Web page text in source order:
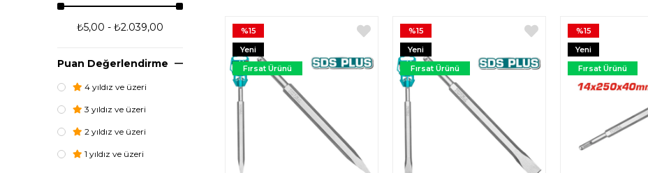
₺5,00 - ₺2.039,00
Puan Değerlendirme
4 yıldız ve üzeri
3 yıldız ve üzeri
2 yıldız ve üzeri
1 yıldız ve üzeri
%15
Yeni
Ürün
Fırsat Ürünü
%15
Yeni
Ürün
Fırsat Ürünü
%15
Yeni
Ürün
Fırsat Ürünü